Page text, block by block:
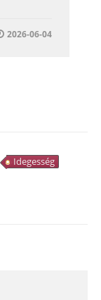
2026-06-04
Idegesség